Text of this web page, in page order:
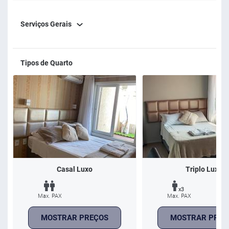
Serviços Gerais
Tipos de Quarto
Casal Luxo
Max. PAX
MOSTRAR PREÇOS
Triplo Luxo
x3
Max. PAX
MOSTRAR